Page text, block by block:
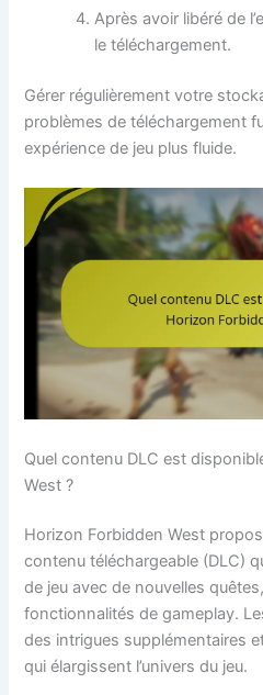
Après avoir libéré de
le téléchargement.
Gérer régulièrement votre
problèmes de téléchargement
expérience de jeu plus fluide.
Quel contenu DLC est
West ?
Horizon Forbidden West
contenu téléchargeable (DLC)
de jeu avec de nouvelles
fonctionnalités de gameplay.
des intrigues supplémentaires
qui élargissent l’univers du jeu.